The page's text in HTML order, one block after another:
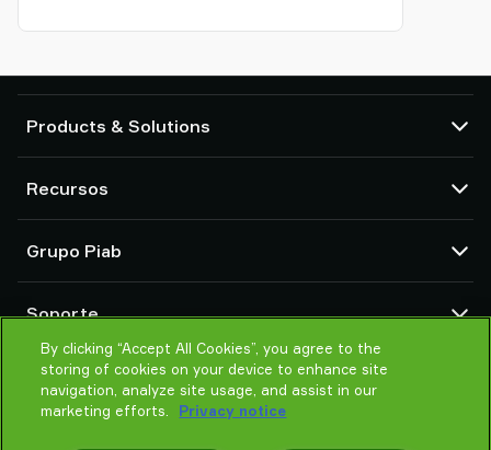
Products & Solutions
Ventosas y sistemas de agarre delicado
Componentes de herramientas de final de brazo (EOAT) para robots
Soluciones de agarre para robots y cobots
Transportadores por vacío para sólidos en polvo y a granel
Recursos
Configuradores de producto
Términos y condiciones de ventas
Política de Privacidad
Grupo Piab
Organización global
Código de conducta
Noticias
Soporte
Contacto
Encontrar un partner
Ayuda para elegir
By clicking “Accept All Cookies”, you agree to the
storing of cookies on your device to enhance site
navigation, analyze site usage, and assist in our
marketing efforts.
Privacy notice